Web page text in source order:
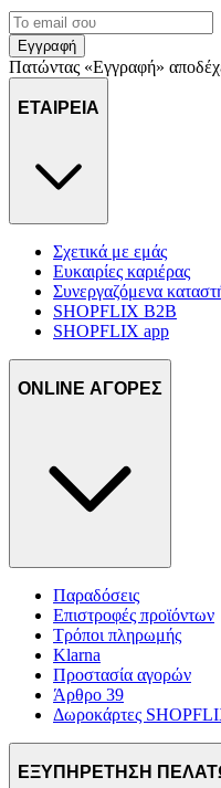
Εγγραφή
Πατώντας «Εγγραφή»
ΕΤΑΙΡΕΙΑ
Σχετικά με εμάς
Ευκαιρίες καριέρας
Συνεργαζόμενα
SHOPFLIX B2B
SHOPFLIX app
ONLINE ΑΓΟΡΕΣ
Παραδόσεις
Επιστροφές προϊόντων
Τρόποι πληρωμής
Klarna
Προστασία αγορών
Άρθρο 39
Δωροκάρτες
ΕΞΥΠΗΡΕΤΗΣΗ